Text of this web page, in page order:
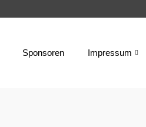
Sponsoren Impressum